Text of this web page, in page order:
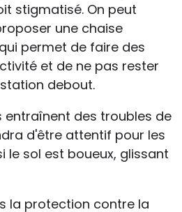
stigmatisé. On peut
une chaise
permet de faire des
et de ne pas rester
debout.
entraînent des troubles de
d'être attentif pour les
le sol est boueux, glissant
la protection contre la